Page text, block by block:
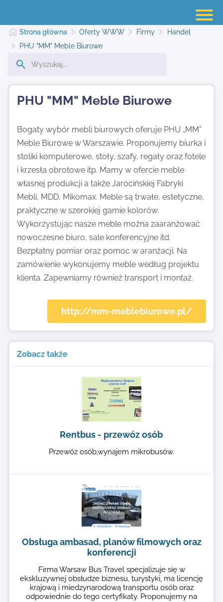
Najnowsze
Kontakt
Strona główna Oferty WWW Firmy
Handel
PHU "MM" Meble Biurowe
PHU "MM" Meble Biurowe
Bogaty wybór mebli biurowych oferuje PHU „MM”
Meble Biurowe w Warszawie. Proponujemy biurka i
stoliki komputerowe, stoły, szafy, regały oraz fotele
i krzesła obrotowe itp. Mamy w ofercie meble
własnej produkcji a także Jarocińskiej Fabryki
Mebli, MDD, Mikomax. Meble są trwałe, estetyczne,
praktyczne w szerokiej gamie kolorów.
Wykorzystując nasze meble można zaaranżować
nowoczesne biuro, sale konferencyjne itd.
Bezpłatny pomiar oraz pomoc w aranżacji. Na
zamówienie wykonujemy meble według projektu
klienta. Zapewniamy również transport i montaż.
http://mm-meblebiurowe.pl/
Zobacz także
Rentbus - przewóz osób
Przewóz osób,wynajem mikrobusów.
Obsługa ambasad, planów filmowych oraz
konferencji
Firma Warsaw Bus Travel specjalizuje się w
ekskluzywnej obsłudze biznesu, turystyki, ma licencję
krajową i miedzynarodową transportu osób oraz
odpowiednie do tego certyfikaty. Proponujemy na